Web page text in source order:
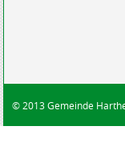
© 2013 Gemeinde